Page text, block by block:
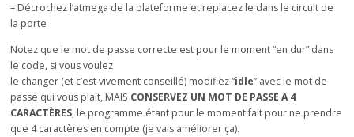
– Décrochez l’atmega de la plateforme et replacez le dans le circuit de
la porte
Notez que le mot de passe correcte est pour le moment “en dur” dans
le code, si vous voulez
le changer (et c’est vivement conseillé) modifiez “idle” avec le mot de
passe qui vous plait, MAIS CONSERVEZ UN MOT DE PASSE A 4
CARACTÈRES, le programme étant pour le moment fait pour ne prendre
que 4 caractères en compte (je vais améliorer ça).